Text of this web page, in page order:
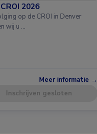
2026
op de CROI in Denver
wij u …
Meer informatie →
Inschrijven gesloten